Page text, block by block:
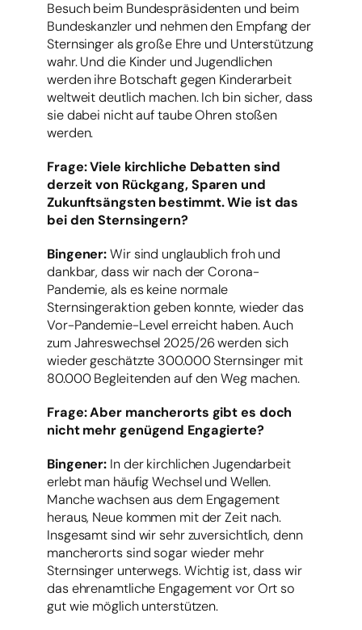
Besuch beim Bundespräsidenten und beim
Bundeskanzler und nehmen den Empfang der
Sternsinger als große Ehre und Unterstützung
wahr. Und die Kinder und Jugendlichen
werden ihre Botschaft gegen Kinderarbeit
weltweit deutlich machen. Ich bin sicher, dass
sie dabei nicht auf taube Ohren stoßen
werden.
Frage: Viele kirchliche Debatten sind
derzeit von Rückgang, Sparen und
Zukunftsängsten bestimmt. Wie ist das
bei den Sternsingern?
Bingener:Wir sind unglaublich froh und
dankbar, dass wir nach der Corona-
Pandemie, als es keine normale
Sternsingeraktion geben konnte, wieder das
Vor-Pandemie-Level erreicht haben. Auch
zum Jahreswechsel 2025/26 werden sich
wieder geschätzte 300.000 Sternsinger mit
80.000 Begleitenden auf den Weg machen.
Frage: Aber mancherorts gibt es doch
nicht mehr genügend Engagierte?
Bingener: In der kirchlichen Jugendarbeit
erlebt man häufig Wechsel und Wellen.
Manche wachsen aus dem Engagement
heraus, Neue kommen mit der Zeit nach.
Insgesamt sind wir sehr zuversichtlich, denn
mancherorts sind sogar wieder mehr
Sternsinger unterwegs. Wichtig ist, dass wir
das ehrenamtliche Engagement vor Ort so
gut wie möglich unterstützen.